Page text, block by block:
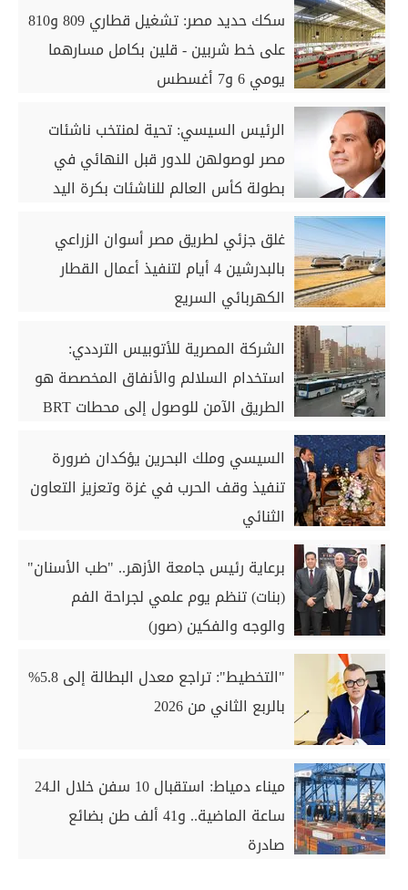
سكك حديد مصر: تشغيل قطاري 809 و810
على خط شربين - قلين بكامل مسارهما
يومي 6 و7 أغسطس
الرئيس السيسي: تحية لمنتخب ناشئات
مصر لوصولهن للدور قبل النهائي في
بطولة كأس العالم للناشئات بكرة اليد
غلق جزئي لطريق مصر أسوان الزراعي
بالبدرشين 4 أيام لتنفيذ أعمال القطار
الكهربائي السريع
الشركة المصرية للأتوبيس الترددي:
استخدام السلالم والأنفاق المخصصة هو
الطريق الآمن للوصول إلى محطات BRT
السيسي وملك البحرين يؤكدان ضرورة
تنفيذ وقف الحرب في غزة وتعزيز التعاون
الثنائي
برعاية رئيس جامعة الأزهر.. "طب الأسنان"
(بنات) تنظم يوم علمي لجراحة الفم
والوجه والفكين (صور)
"التخطيط": تراجع معدل البطالة إلى 5.8%
بالربع الثاني من 2026
ميناء دمياط: استقبال 10 سفن خلال الـ24
ساعة الماضية.. و41 ألف طن بضائع
صادرة